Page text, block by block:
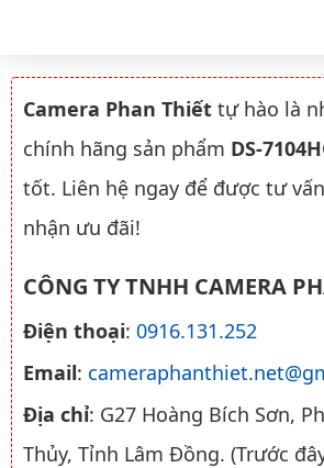
Camera Phan Thiết tự hào là
chính hãng sản phẩm DS-
tốt. Liên hệ ngay để được tư
nhận ưu đãi!
CÔNG TY TNHH CAMERA
Điện thoại: 0916.131.252
Email:
Địa chỉ: G27 Hoàng Bích Sơn,
Thủy, Tỉnh Lâm Đồng. (Trước